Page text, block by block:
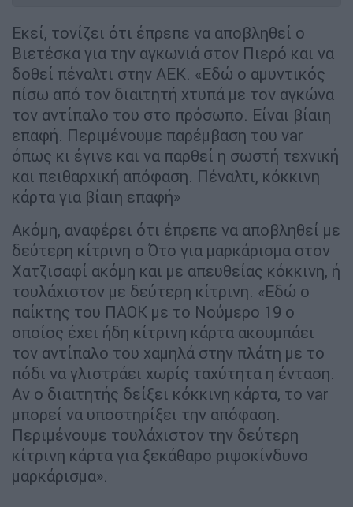
Εκεί, τονίζει ότι έπρεπε να αποβληθεί ο
Βιετέσκα για την αγκωνιά στον Πιερό και να
δοθεί πέναλτι στην ΑΕΚ. «Εδώ ο αμυντικός
πίσω από τον διαιτητή χτυπά με τον αγκώνα
τον αντίπαλο του στο πρόσωπο. Είναι βίαιη
επαφή. Περιμένουμε παρέμβαση του var
όπως κι έγινε και να παρθεί η σωστή τεχνική
και πειθαρχική απόφαση. Πέναλτι, κόκκινη
κάρτα για βίαιη επαφή»
Ακόμη, αναφέρει ότι έπρεπε να αποβληθεί με
δεύτερη κίτρινη ο Ότο για μαρκάρισμα στον
Χατζισαφί ακόμη και με απευθείας κόκκινη, ή
τουλάχιστον με δεύτερη κίτρινη. «Εδώ ο
παίκτης του ΠΑΟΚ με το Νούμερο 19 ο
οποίος έχει ήδη κίτρινη κάρτα ακουμπάει
τον αντίπαλο του χαμηλά στην πλάτη με το
πόδι να γλιστράει χωρίς ταχύτητα η ένταση.
Αν ο διαιτητής δείξει κόκκινη κάρτα, το var
μπορεί να υποστηρίξει την απόφαση.
Περιμένουμε τουλάχιστον την δεύτερη
κίτρινη κάρτα για ξεκάθαρο ριψοκίνδυνο
μαρκάρισμα».